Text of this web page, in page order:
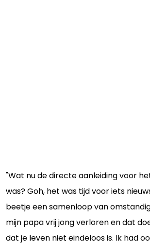
"Wat nu de directe aanleiding voor
was? Goh, het was tijd voor iets
beetje een samenloop van
mijn papa vrij jong verloren en dat
dat je leven niet eindeloos is. Ik had